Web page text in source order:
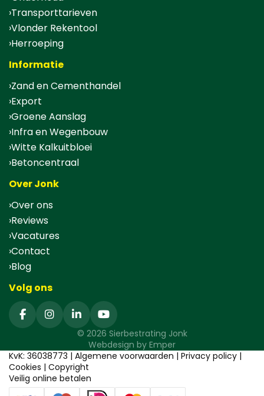
Transporttarieven
Vlonder Rekentool
Herroeping
Informatie
Zand en Cementhandel
Export
Groene Aanslag
Infra en Wegenbouw
Witte Kalkuitbloei
Betoncentraal
Over Jonk
Over ons
Reviews
Vacatures
Contact
Blog
Volg ons
© 2026 Sierbestrating Jonk
Webdesign by Emper
KvK: 36038773 | Algemene voorwaarden | Privacy policy |
Cookies | Copyright
Veilig online betalen